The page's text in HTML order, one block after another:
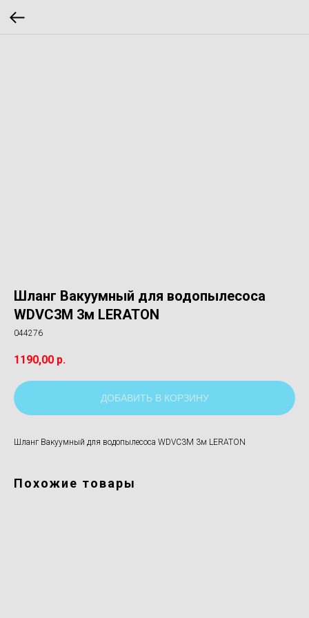
Шланг Вакуумный для водопылесоса
WDVC3M 3м LERATON
044276
1190,00 р.
ДОБАВИТЬ В КОРЗИНУ
Шланг Вакуумный для водопылесоса WDVC3M 3м LERATON
Похожие товары